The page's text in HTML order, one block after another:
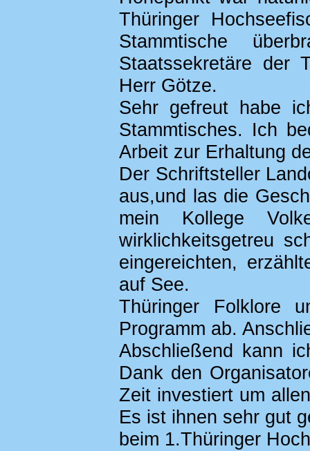
Thüringer
Stammtische
Staatssekretäre der
Herr Götze.
Sehr gefreut habe
Stammtisches. Ich
Arbeit zur Erhaltung
Der Schriftsteller
aus,und las die
mein Kollege
wirklichkeitsgetreu
eingereichten,
auf See.
Thüringer Folklore
Programm ab.
Abschließend kann
Dank den
Zeit investiert um
Es ist ihnen sehr gut
beim 1.Thüringer